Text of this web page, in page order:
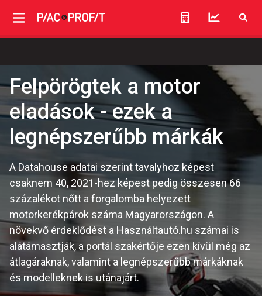
Felpörögtek a motor
eladások - ezek a
legnépszerűbb márkák
A Datahouse adatai szerint tavalyhoz képest
csaknem 40, 2021-hez képest pedig összesen 66
százalékot nőtt a forgalomba helyezett
motorkerékpárok száma Magyarországon. A
növekvő érdeklődést a Használtautó.hu számai is
alátámasztják, a portál szakértője ezen kívül még az
átlagáraknak, valamint a legnépszerűbb márkáknak
és modelleknek is utánajárt.